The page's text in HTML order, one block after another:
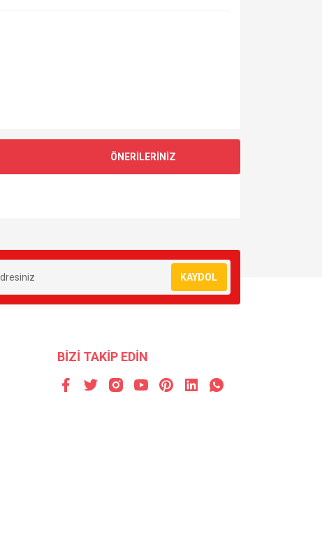
ÖNERİLERİNİZ
KAYDOL
BİZİ TAKİP EDİN